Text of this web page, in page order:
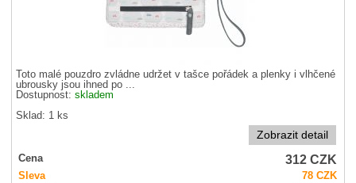
Toto malé pouzdro zvládne udržet v tašce pořádek a plenky i vlhčené
ubrousky jsou ihned po ...
Dostupnost:skladem
Sklad: 1 ks
Zobrazit detail
Cena 312CZK
Sleva 78CZK